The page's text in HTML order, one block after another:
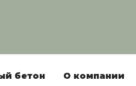
бетон О компании